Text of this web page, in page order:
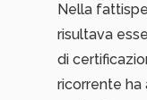
Nella
risultava
di
ricorrente ha